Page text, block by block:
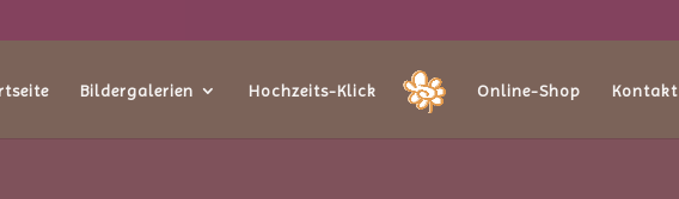
Bildergalerien Hochzeits-Klick Online-Shop Kontakt